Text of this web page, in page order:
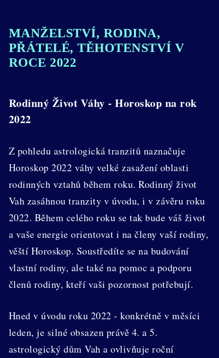
MANŽELSTVÍ, RODINA,
PŘÁTELÉ, TĚHOTENSTVÍ V
ROCE 2022
Rodinný Život Váhy - Horoskop na rok
2022
Z pohledu astrologická tranzitů naznačuje
Horoskop 2022 váhy velké zasažení oblasti
rodinných vztahů během roku. Rodinný život
Vah zasáhnou tranzity v úvodu, i v závěru roku
2022. Během celého roku se tak bude váš život
a vaše energie orientovat i na členy vaší rodiny,
věští Horoskop. Soustředíte se na budování
vlastní rodiny, ale také na pomoc a podporu
členů rodiny, kteří vaši pozornost potřebují.
Hned v úvodu roku 2022 - konkrétně v měsíci
leden, je silné obsazen právě 4. a 5.
astrologický dům Vah a ovlivňuje roční